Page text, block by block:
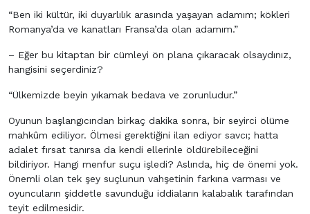
“Ben iki kültür, iki duyarlılık arasında yaşayan adamım; kökleri
Romanya’da ve kanatları Fransa’da olan adamım.”
– Eğer bu kitaptan bir cümleyi ön plana çıkaracak olsaydınız,
hangisini seçerdiniz?
“Ülkemizde beyin yıkamak bedava ve zorunludur.”
Oyunun başlangıcından birkaç dakika sonra, bir seyirci ölüme
mahkûm ediliyor. Ölmesi gerektiğini ilan ediyor savcı; hatta
adalet fırsat tanırsa da kendi ellerinle öldürebileceğini
bildiriyor. Hangi menfur suçu işledi? Aslında, hiç de önemi yok.
Önemli olan tek şey suçlunun vahşetinin farkına varması ve
oyuncuların şiddetle savunduğu iddiaların kalabalık tarafından
teyit edilmesidir.